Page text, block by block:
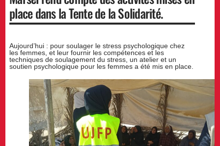
place dans la Tente de la Solidarité.
Aujourd’hui : pour soulager le stress psychologique chez
les femmes, et leur fournir les compétences et les
techniques de soulagement du stress, un atelier et un
soutien psychologique pour les femmes a été mis en place.